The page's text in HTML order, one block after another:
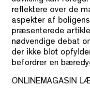
reflektere over de
aspekter af
præsenterede
nødvendige debat
der ikke blot
befordrer en
ONLINEMAGASIN